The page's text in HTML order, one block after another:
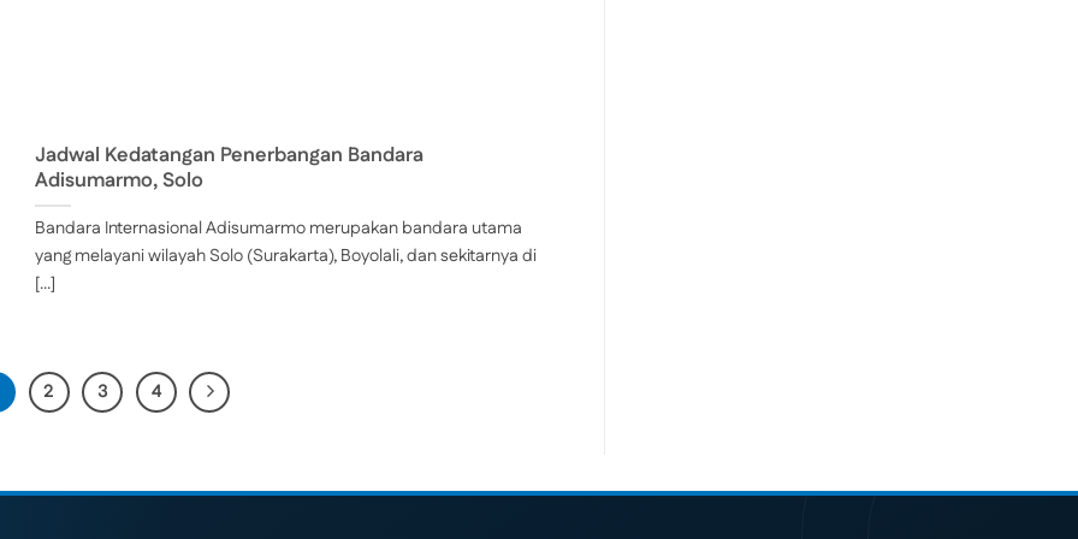
Jadwal Kedatangan Penerbangan Bandara
Adisumarmo, Solo
Bandara Internasional Adisumarmo merupakan bandara utama
yang melayani wilayah Solo (Surakarta), Boyolali, dan sekitarnya di
[...]
2 3 4